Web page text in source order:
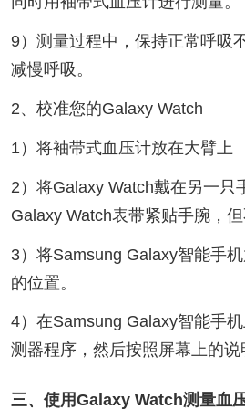
9）测量过程中，保持正常呼吸
减慢呼吸。
2、校准您的Galaxy Watch
1）将袖带式血压计放在大臂上
2）将Galaxy Watch戴在另一只
Galaxy Watch表带紧贴手腕，但
3）将Samsung Galaxy智能手
的位置。
4）在Samsung Galaxy智能手
测器程序，然后按照屏幕上的说
三、使用Galaxy Watch测量血